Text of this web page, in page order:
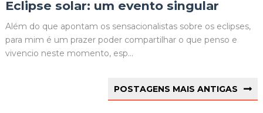
Eclipse solar: um evento singular
Além do que apontam os sensacionalistas sobre os eclipses,
para mim é um prazer poder compartilhar o que penso e
vivencio neste momento, esp...
POSTAGENS MAIS ANTIGAS